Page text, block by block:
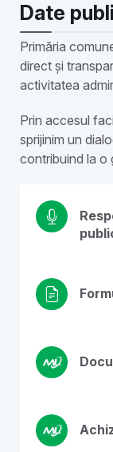
Date
Primăria
direct și
activitatea
Prin accesul
sprijinim un
contribuind la o